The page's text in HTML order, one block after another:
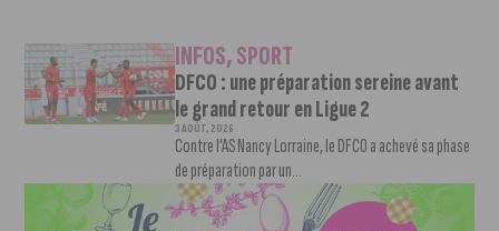
INFOS,SPORT
DFCO : une préparation sereine avant
le grand retour en Ligue 2
3 AOÛT, 2026
Contre l’AS Nancy Lorraine, le DFCO a achevé sa phase
de préparation par un...